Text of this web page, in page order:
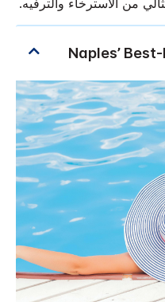
من الاسترخاء والترفيه.